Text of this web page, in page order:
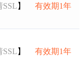
SSL 】 有效期1年
SSL 】 有效期1年